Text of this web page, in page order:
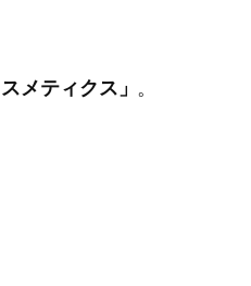
メティクス」 。